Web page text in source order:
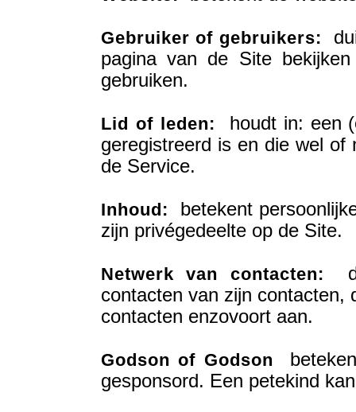
Gebruiker of gebruikers:
pagina van de Site
gebruiken.
Lid of leden: houdt in: een
geregistreerd is en die wel
de Service.
Inhoud: betekent
zijn privégedeelte op de Site.
Netwerk van contacten:
contacten van zijn contacten,
contacten enzovoort aan.
Godson of Godson
gesponsord. Een petekind